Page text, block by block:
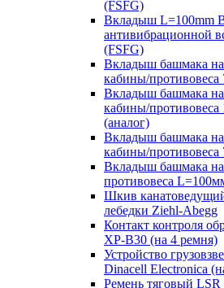
(FSFG)
Вкладыш L=100mm
антивибрационной
(FSFG)
Вкладыш башмака
кабины/
Вкладыш башмака
кабины/
(аналог)
Вкладыш башмака
кабины/
Вкладыш башмака
противовеса
Шкив
лебедки Ziehl-Abegg
Контакт контроля
XP-B30 (на 4 ремня)
Устройство
Dinacell Electronica
Ремень тяговый